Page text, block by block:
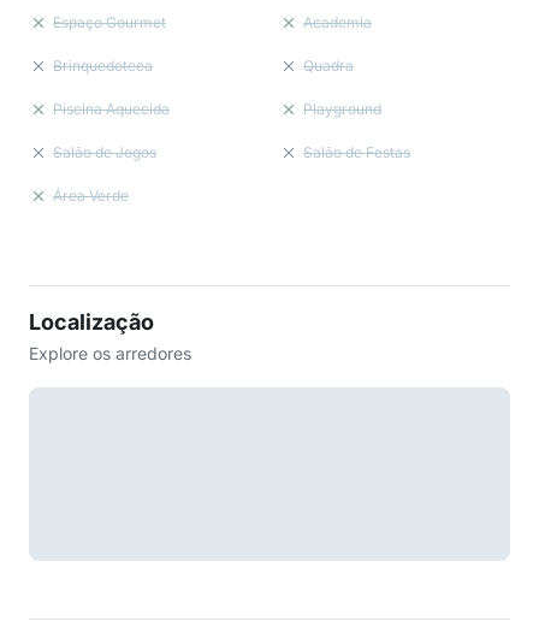
Espaço Gourmet Academia
Brinquedoteca Quadra
Piscina Aquecida Playground
Salão de Jogos Salão de Festas
Área Verde
Localização
Explore os arredores